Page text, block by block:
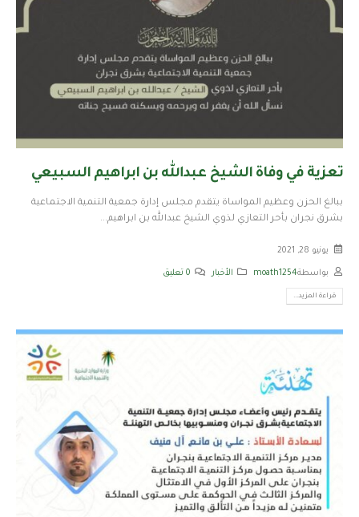
تعزية في وفاة الشيخ عبدالله بن ابراهيم السبيعي
ببالغ الحزن وعظيم المواساة يتقدم مجلس إدارة جمعية التنمية الاجتماعية
بشرق نجران بأحر التعازي لذوي الشيخ عبدالله بن ابراهيم...
يونيو 28, 2021
بواسطةmoath1254 الأخبار 0 تعليق
قراءة المزيد...